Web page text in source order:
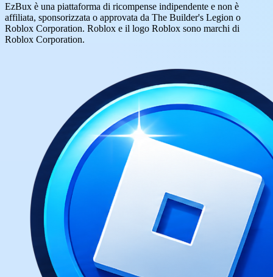
EzBux è una piattaforma di ricompense indipendente e non è
affiliata, sponsorizzata o approvata da The Builder's Legion o
Roblox Corporation. Roblox e il logo Roblox sono marchi di
Roblox Corporation.